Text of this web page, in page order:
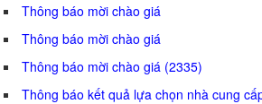
Thông báo mời chào giá
Thông báo mời chào giá
Thông báo mời chào giá (2335)
Thông báo kết quả lựa chọn nhà cung